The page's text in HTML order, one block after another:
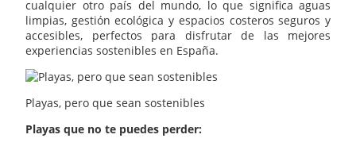
cualquier otro país del mundo, lo que significa aguas
limpias, gestión ecológica y espacios costeros seguros y
accesibles, perfectos para disfrutar de las mejores
experiencias sostenibles en España.
Playas, pero que sean sostenibles
Playas que no te puedes perder: